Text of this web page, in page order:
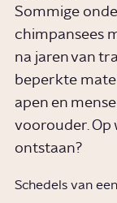
Sommige
chimpansees
na jaren van
beperkte mate
apen en
voorouder. Op
ontstaan?
Schedels van